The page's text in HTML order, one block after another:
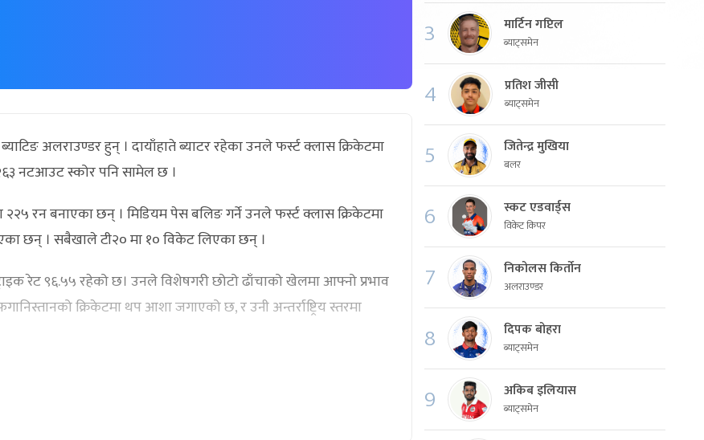
अलराउण्डर हुन् । दायाँहाते ब्याटर रहेका उनले फर्स्ट क्लास क्रिकेटमा
नटआउट स्कोर पनि सामेल छ ।
रन बनाएका छन् । मिडियम पेस बलिङ गर्ने उनले फर्स्ट क्लास क्रिकेटमा
छन् । सबैखाले टी२० मा १० विकेट लिएका छन् ।
रेट ९६.५५ रहेको छ। उनले विशेषगरी छोटो ढाँचाको खेलमा आफ्नो प्रभाव
क्रिकेटमा थप आशा जगाएको छ, र उनी अन्तर्राष्ट्रिय स्तरमा
3 मार्टिन गप्टिल
ब्याट्समेन
4 प्रतिश जीसी
ब्याट्समेन
5 जितेन्द्र मुखिया
बलर
6 स्कट एडवार्ड्स
विकेट किपर
7 निकोलस किर्तोन
अलराउण्डर
8 दिपक बोहरा
ब्याट्समेन
9 अकिब इलियास
ब्याट्समेन